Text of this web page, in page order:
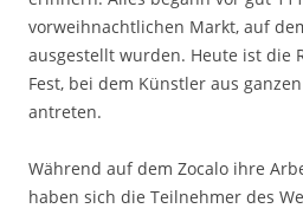
vorweihnachtlichen Markt, auf
ausgestellt wurden. Heute ist die
Fest, bei dem Künstler aus
antreten.
Während auf dem Zocalo ihre
haben sich die Teilnehmer des